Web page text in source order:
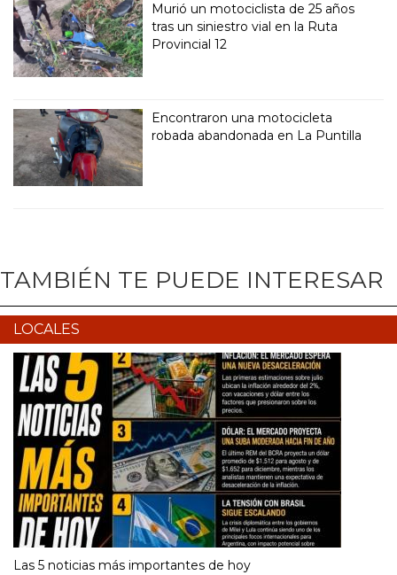
Murió un motociclista de 25 años
tras un siniestro vial en la Ruta
Provincial 12
Encontraron una motocicleta
robada abandonada en La Puntilla
TAMBIÉN TE PUEDE INTERESAR
LOCALES
Las 5 noticias más importantes de hoy